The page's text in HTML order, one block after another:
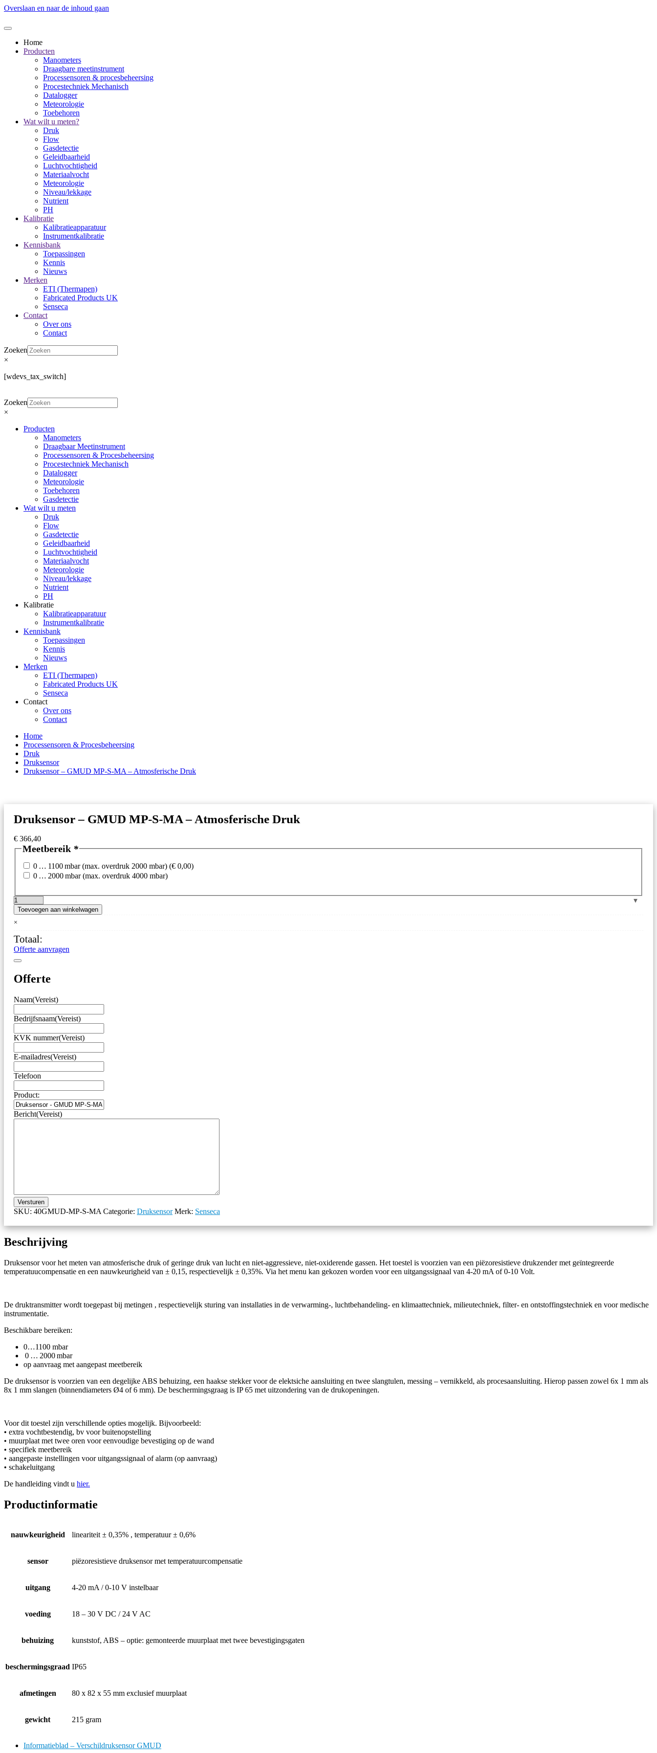
Overslaan en naar de inhoud gaan
Home
Producten
Manometers
Draagbare meetinstrument
Processensoren & procesbeheersing
Procestechniek Mechanisch
Datalogger
Meteorologie
Toebehoren
Wat wilt u meten?
Druk
Flow
Gasdetectie
Geleidbaarheid
Luchtvochtigheid
Materiaalvocht
Meteorologie
Niveau/lekkage
Nutrient
PH
Kalibratie
Kalibratieapparatuur
Instrumentkalibratie
Kennisbank
Toepassingen
Kennis
Nieuws
Merken
ETI (Thermapen)
Fabricated Products UK
Senseca
Contact
Over ons
Contact
Zoeken
×
[wdevs_tax_switch]
Zoeken
×
Producten
Manometers
Draagbaar Meetinstrument
Processensoren & Procesbeheersing
Procestechniek Mechanisch
Datalogger
Meteorologie
Toebehoren
Gasdetectie
Wat wilt u meten
Druk
Flow
Gasdetectie
Geleidbaarheid
Luchtvochtigheid
Materiaalvocht
Meteorologie
Niveau/lekkage
Nutrient
PH
Kalibratie
Kalibratieapparatuur
Instrumentkalibratie
Kennisbank
Toepassingen
Kennis
Nieuws
Merken
ETI (Thermapen)
Fabricated Products UK
Senseca
Contact
Over ons
Contact
Home
Processensoren & Procesbeheersing
Druk
Druksensor
Druksensor – GMUD MP-S-MA – Atmosferische Druk
Druksensor – GMUD MP-S-MA – Atmosferische Druk
€ 366,40
Meetbereik *
0 … 1100 mbar (max. overdruk 2000 mbar) (€ 0,00)
0 … 2000 mbar (max. overdruk 4000 mbar)
Druksensor
–
GMUD
S-
MA
Druk
aantal
Toevoegen aan winkelwagen
×
Totaal:
Offerte aanvragen
Offerte
Naam(Vereist)
Bedrijfsnaam(Vereist)
KVK nummer(Vereist)
E-mailadres(Vereist)
Telefoon
Product:
Bericht(Vereist)
Versturen
SKU: 40GMUD-MP-S-MA Categorie: Druksensor Merk: Senseca
Beschrijving
Druksensor voor het meten van atmosferische druk of geringe druk van lucht en niet-aggressieve, niet-oxiderende gassen. Het toestel is voorzien van een piëzoresistieve drukzender met geïntegreerde
temperatuucompensatie en een nauwkeurigheid van ± 0,15, respectievelijk ± 0,35%. Via het menu kan gekozen worden voor een uitgangssignaal van 4-20 mA of 0-10 Volt.
De druktransmitter wordt toegepast bij metingen , respectievelijk sturing van installaties in de verwarming-, luchtbehandeling- en klimaattechniek, milieutechniek, filter- en ontstoffingstechniek en voor medische
instrumentatie.
Beschikbare bereiken:
0…1100 mbar
0 … 2000 mbar
op aanvraag met aangepast meetbereik
De druksensor is voorzien van een degelijke ABS behuizing, een haakse stekker voor de elektsiche aansluiting en twee slangtulen, messing – vernikkeld, als procesaansluiting. Hierop passen zowel 6x 1 mm als
8x 1 mm slangen (binnendiameters Ø4 of 6 mm). De beschermingsgraag is IP 65 met uitzondering van de drukopeningen.
Voor dit toestel zijn verschillende opties mogelijk. Bijvoorbeeld:
• extra vochtbestendig, bv voor buitenopstelling
• muurplaat met twee oren voor eenvoudige bevestiging op de wand
• specifiek meetbereik
• aangepaste instellingen voor uitgangssignaal of alarm (op aanvraag)
• schakeluitgang
De handleiding vindt u hier.
Productinformatie
nauwkeurigheid lineariteit ± 0,35% , temperatuur ± 0,6%
sensor piëzoresistieve druksensor met temperatuurcompensatie
uitgang 4-20 mA / 0-10 V instelbaar
voeding 18 – 30 V DC / 24 V AC
behuizing kunststof, ABS – optie: gemonteerde muurplaat met twee bevestigingsgaten
beschermingsgraad IP65
afmetingen 80 x 82 x 55 mm exclusief muurplaat
gewicht 215 gram
Informatieblad – Verschildruksensor GMUD